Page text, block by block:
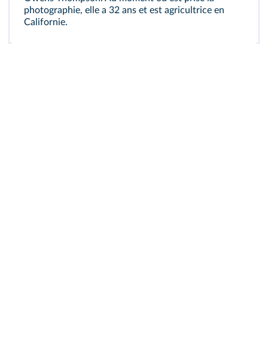
photographie, elle a 32 ans et est agricultrice en
Californie.